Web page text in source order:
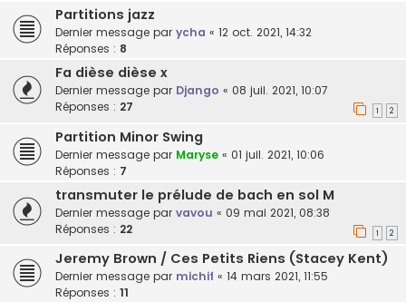
Partitions jazz
Dernier message par ycha « 12 oct. 2021, 14:32
Réponses : 8
Fa dièse dièse x
Dernier message par Django « 08 juil. 2021, 10:07
Réponses : 27 1 2
Partition Minor Swing
Dernier message par Maryse « 01 juil. 2021, 10:06
Réponses : 7
transmuter le prélude de bach en sol M
Dernier message par vavou « 09 mai 2021, 08:38
Réponses : 22 1 2
Jeremy Brown / Ces Petits Riens (Stacey Kent)
Dernier message par michif « 14 mars 2021, 11:55
Réponses : 11